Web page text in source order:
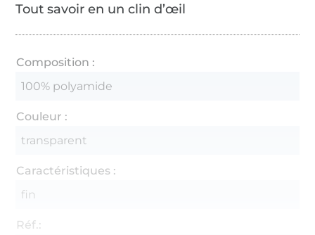
Tout savoir en un clin d’œil
Composition :
100% polyamide
Couleur :
transparent
Caractéristiques :
fin
Réf.: